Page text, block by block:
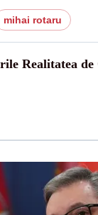
mihai rotaru
Realitatea